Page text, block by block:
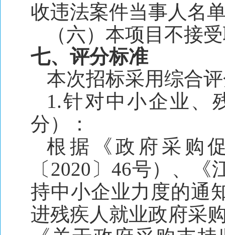
收违法案件当事人名
（六）本项目不接
七、评分标准
本次招标采用综合
1.针对中小企业、
分）：
根据《政府采购
〔2020〕46号）、
持中小企业力度的通
进残疾人就业政府采